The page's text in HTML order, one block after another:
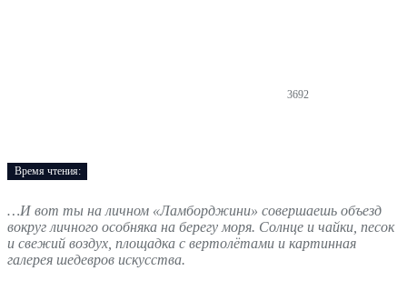
3692
Время чтения:
…И вот ты на личном «Ламборджини» совершаешь объезд
вокруг личного особняка на берегу моря. Солнце и чайки, песок
и свежий воздух, площадка с вертолётами и картинная
галерея шедевров искусства.